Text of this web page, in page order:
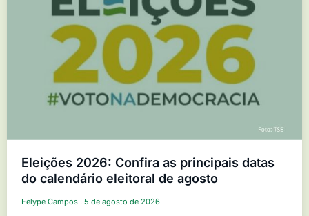
Eleições 2026: Confira as principais datas
do calendário eleitoral de agosto
Felype Campos 5 de agosto de 2026